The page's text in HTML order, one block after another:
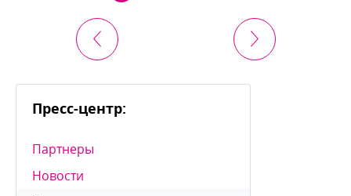
Пресс-центр:
Партнеры
Новости